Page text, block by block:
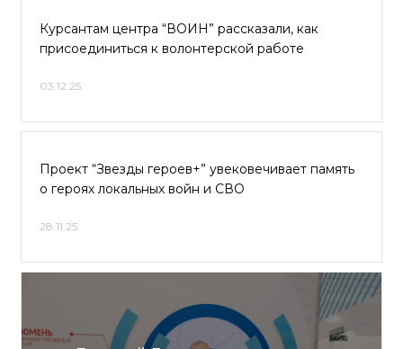
Курсантам центра “ВОИН” рассказали, как
присоединиться к волонтерской работе
03.12.25
Проект “Звезды героев+” увековечивает память
о героях локальных войн и СВО
28.11.25